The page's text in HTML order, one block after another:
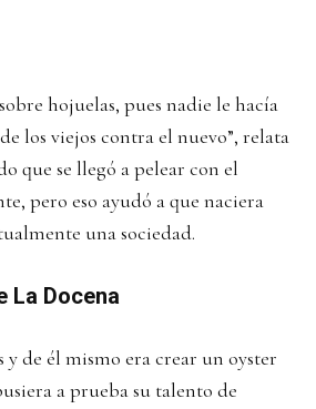
hojuelas, pues nadie le hacía
los viejos contra el nuevo”, relata
que se llegó a pelear con el
pero eso ayudó a que naciera
una sociedad.
La Docena
y de él mismo era crear un oyster
a prueba su talento de